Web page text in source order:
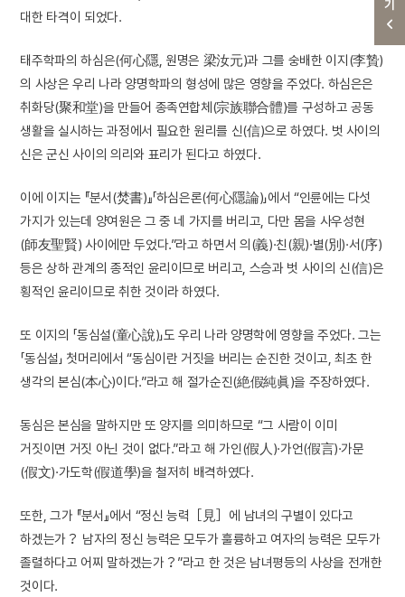
대한 타격이 되었다.
태주학파의 하심은(何心隱, 원명은 梁汝元)과 그를 숭배한 이지(李贄)
의 사상은 우리 나라 양명학파의 형성에 많은 영향을 주었다. 하심은은
취화당(聚和堂)을 만들어 종족연합체(宗族聯合體)를 구성하고 공동
생활을 실시하는 과정에서 필요한 원리를 신(信)으로 하였다. 벗 사이의
신은 군신 사이의 의리와 표리가 된다고 하였다.
이에 이지는 『분서(焚書)』「하심은론(何心隱論)」에서 “인륜에는 다섯
가지가 있는데 양여원은 그 중 네 가지를 버리고, 다만 몸을 사우성현
(師友聖賢) 사이에만 두었다.”라고 하면서 의(義)·친(親)·별(別)·서(序)
등은 상하 관계의 종적인 윤리이므로 버리고, 스승과 벗 사이의 신(信)은
횡적인 윤리이므로 취한 것이라 하였다.
또 이지의 「동심설(童心說)」도 우리 나라 양명학에 영향을 주었다. 그는
「동심설」 첫머리에서 “동심이란 거짓을 버리는 순진한 것이고, 최초 한
생각의 본심(本心)이다.”라고 해 절가순진(絶假純眞)을 주장하였다.
동심은 본심을 말하지만 또 양지를 의미하므로 “그 사람이 이미
거짓이면 거짓 아닌 것이 없다.”라고 해 가인(假人)·가언(假言)·가문
(假文)·가도학(假道學)을 철저히 배격하였다.
또한, 그가 『분서』에서 “정신 능력［見］에 남녀의 구별이 있다고
하겠는가？ 남자의 정신 능력은 모두가 훌륭하고 여자의 능력은 모두가
졸렬하다고 어찌 말하겠는가？”라고 한 것은 남녀평등의 사상을 전개한
것이다.